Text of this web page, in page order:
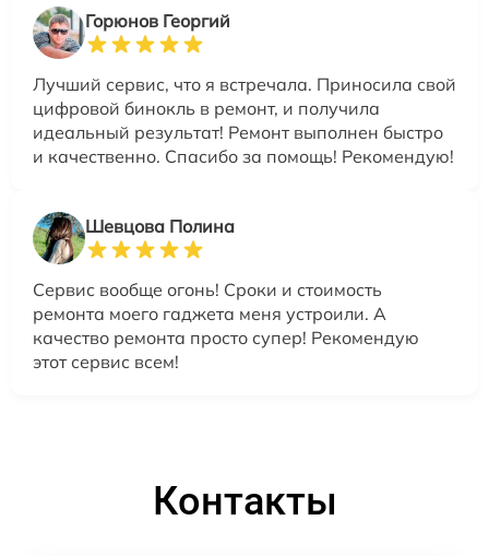
Горюнов Георгий
Лучший сервис, что я встречала. Приносила свой
цифровой бинокль в ремонт, и получила
идеальный результат! Ремонт выполнен быстро
и качественно. Спасибо за помощь! Рекомендую!
Шевцова Полина
Сервис вообще огонь! Сроки и стоимость
ремонта моего гаджета меня устроили. А
качество ремонта просто супер! Рекомендую
этот сервис всем!
Контакты